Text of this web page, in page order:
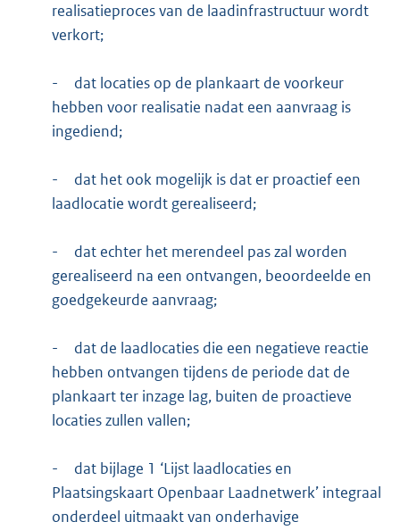
realisatieproces van de laadinfrastructuur wordt
verkort;
-
dat locaties op de plankaart de voorkeur
hebben voor realisatie nadat een aanvraag is
ingediend;
-
dat het ook mogelijk is dat er proactief een
laadlocatie wordt gerealiseerd;
-
dat echter het merendeel pas zal worden
gerealiseerd na een ontvangen, beoordeelde en
goedgekeurde aanvraag;
-
dat de laadlocaties die een negatieve reactie
hebben ontvangen tijdens de periode dat de
plankaart ter inzage lag, buiten de proactieve
locaties zullen vallen;
-
dat bijlage 1 ‘Lijst laadlocaties en
Plaatsingskaart Openbaar Laadnetwerk’ integraal
onderdeel uitmaakt van onderhavige